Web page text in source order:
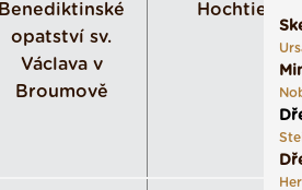
Benediktinské
opatství sv.
Václava v
Broumově
Hochtief CZ